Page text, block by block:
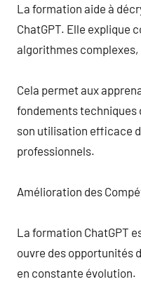
La formation aide à
ChatGPT. Elle explique
algorithmes
Cela permet aux
fondements techniques
son utilisation efficace
professionnels.
Amélioration des
La formation ChatGPT
ouvre des opportunités
en constante évolution.